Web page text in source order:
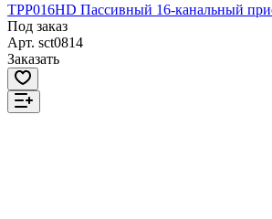
TPP016HD Пассивный 16-канальный
Под заказ
Арт. sct0814
Заказать